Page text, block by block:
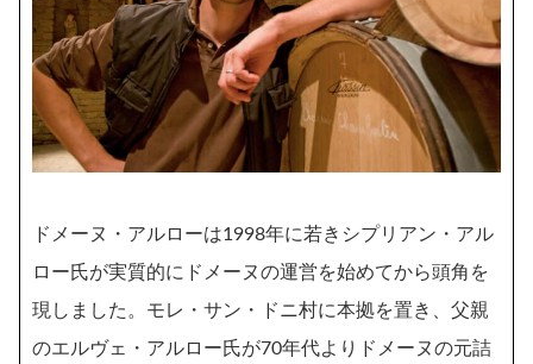
ドメーヌ・アルローは1998年に若きシプリアン・アル
ロー氏が実質的にドメーヌの運営を始めてから頭角を
現しました。モレ・サン・ドニ村に本拠を置き、父親
のエルヴェ・アルロー氏が70年代よりドメーヌの元詰